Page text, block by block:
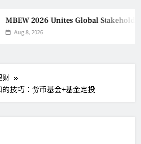
MBEW 2026 Unites Global
Aug 8, 2026
财
技巧：货币基金+基金定投